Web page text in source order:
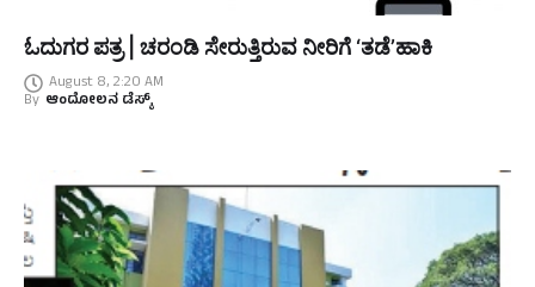
ಓದುಗರ ಪತ್ರ | ಚರಂಡಿ ಸೇರುತ್ತಿರುವ ನೀರಿಗೆ ‘ತಡೆ’ಹಾಕಿ
August 8, 2:20 AM
By ಆಂದೋಲನ ಡೆಸ್ಕ್